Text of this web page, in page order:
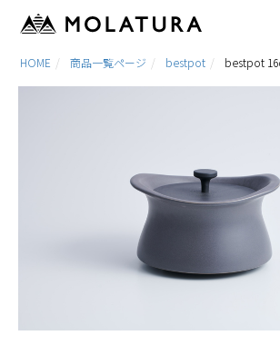
HOME 商品一覧ページ bestpot bestpot